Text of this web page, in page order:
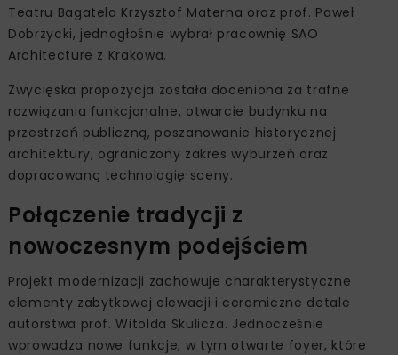
Teatru Bagatela Krzysztof Materna oraz prof. Paweł
Dobrzycki, jednogłośnie wybrał pracownię SAO
Architecture z Krakowa.
Zwycięska propozycja została doceniona za trafne
rozwiązania funkcjonalne, otwarcie budynku na
przestrzeń publiczną, poszanowanie historycznej
architektury, ograniczony zakres wyburzeń oraz
dopracowaną technologię sceny.
Połączenie tradycji z
nowoczesnym podejściem
Projekt modernizacji zachowuje charakterystyczne
elementy zabytkowej elewacji i ceramiczne detale
autorstwa prof. Witolda Skulicza. Jednocześnie
wprowadza nowe funkcje, w tym otwarte foyer, które